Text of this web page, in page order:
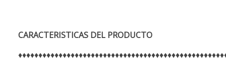
CARACTERISTICAS DEL PRODUCTO